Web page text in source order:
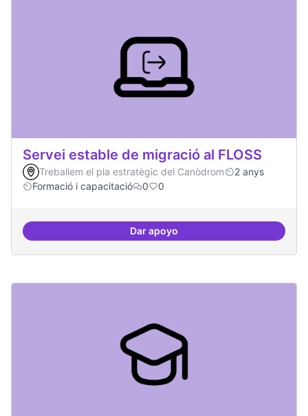
Servei estable de migració al FLOSS
Treballem el pla estratègic del Canòdrom
2 anys
Formació i capacitació
0 0
Dar apoyoServei estable de migració al